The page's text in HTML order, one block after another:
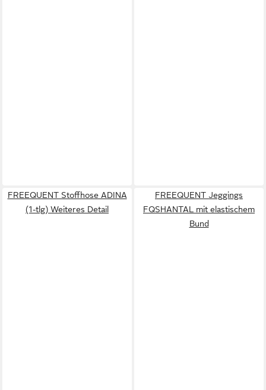
FREEQUENT Stoffhose ADINA
(1-tlg) Weiteres Detail
FREEQUENT Jeggings
FQSHANTAL mit elastischem
Bund